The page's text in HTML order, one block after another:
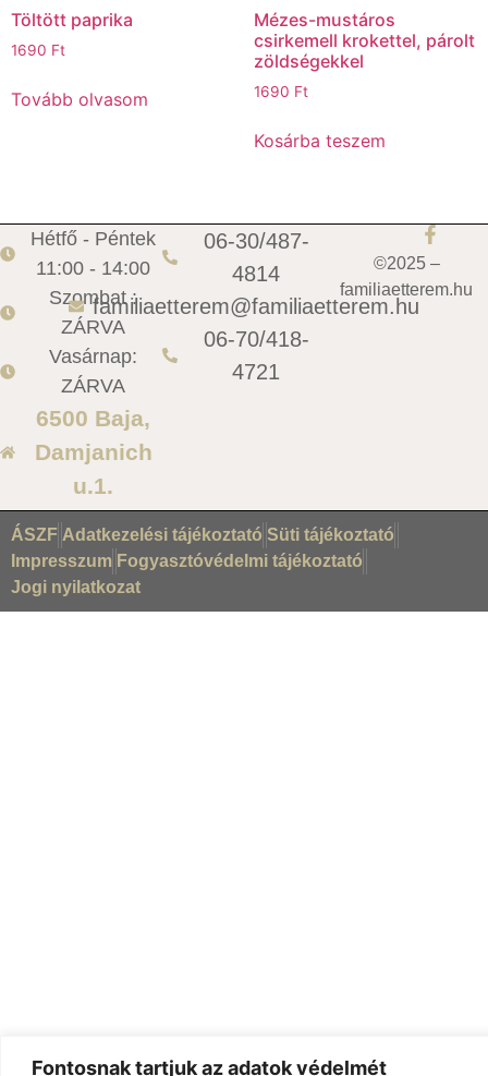
Fontosnak tartjuk az adatok védelmét
Töltött paprika
1690 Ft
Tovább olvasom
Mézes-mustáros
csirkemell krokettel, párolt
zöldségekkel
1690 Ft
Kosárba teszem
Hétfő - Péntek
11:00 - 14:00
Szombat :
ZÁRVA
Vasárnap:
ZÁRVA
6500 Baja,
Damjanich
u.1.
06-30/487-
4814
familiaetterem@familiaetterem.hu
06-70/418-
4721
©2025 –
familiaetterem.hu
ÁSZF Adatkezelési tájékoztató Süti tájékoztató
Impresszum Fogyasztóvédelmi tájékoztató
Jogi nyilatkozat